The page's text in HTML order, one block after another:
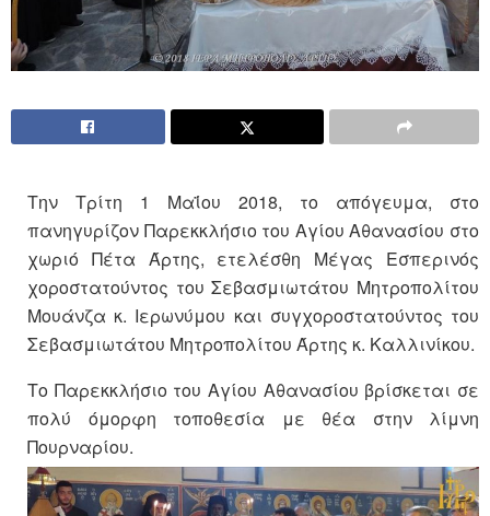
Την Τρίτη 1 Μαΐου 2018, το απόγευμα, στο
πανηγυρίζον Παρεκκλήσιο του Αγίου Αθανασίου στο
χωριό Πέτα Άρτης, ετελέσθη Μέγας Εσπερινός
χοροστατούντος του Σεβασμιωτάτου Μητροπολίτου
Μουάνζα κ. Ιερωνύμου και συγχοροστατούντος του
Σεβασμιωτάτου Μητροπολίτου Άρτης κ. Καλλινίκου.
Το Παρεκκλήσιο του Αγίου Αθανασίου βρίσκεται σε
πολύ όμορφη τοποθεσία με θέα στην λίμνη
Πουρναρίου.